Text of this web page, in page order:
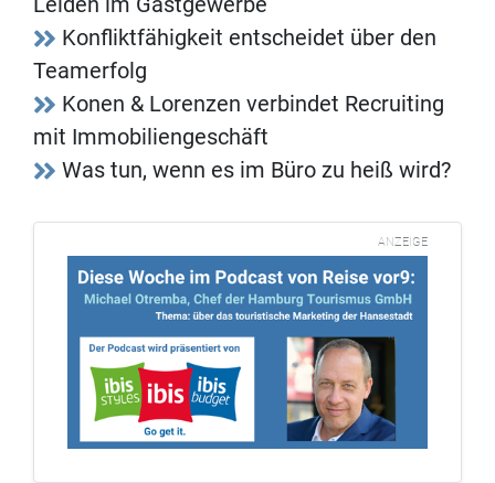
Konfliktfähigkeit entscheidet über den
Teamerfolg
Konen & Lorenzen verbindet Recruiting
mit Immobiliengeschäft
Was tun, wenn es im Büro zu heiß wird?
ANZEIGE